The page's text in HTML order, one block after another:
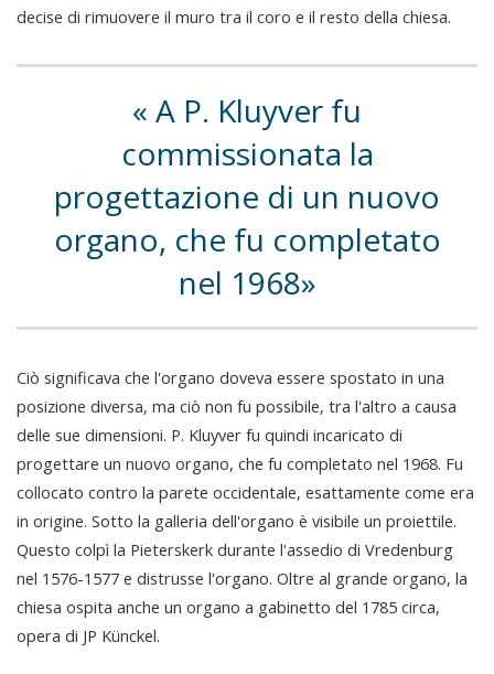
decise di rimuovere il muro tra il coro e il resto della chiesa.
A P. Kluyver fu
commissionata la
progettazione di un nuovo
organo, che fu completato
nel 1968
Ciò significava che l'organo doveva essere spostato in una
posizione diversa, ma ciò non fu possibile, tra l'altro a causa
delle sue dimensioni. P. Kluyver fu quindi incaricato di
progettare un nuovo organo, che fu completato nel 1968. Fu
collocato contro la parete occidentale, esattamente come era
in origine. Sotto la galleria dell'organo è visibile un proiettile.
Questo colpì la Pieterskerk durante l'assedio di Vredenburg
nel 1576-1577 e distrusse l'organo. Oltre al grande organo, la
chiesa ospita anche un organo a gabinetto del 1785 circa,
opera di JP Künckel.